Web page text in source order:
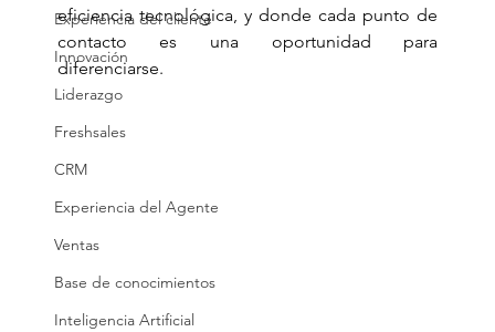
Experiencia del cliente
Innovación
Liderazgo
Freshsales
CRM
Experiencia del Agente
Ventas
Base de conocimientos
Inteligencia Artificial
eficiencia tecnológica, y donde cada punto de
contacto es una oportunidad para
diferenciarse.